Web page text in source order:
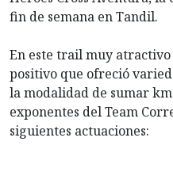
fin de semana en Tandil.
En este trail muy
positivo que ofreció
la modalidad de sumar
exponentes del Team
siguientes actuaciones: